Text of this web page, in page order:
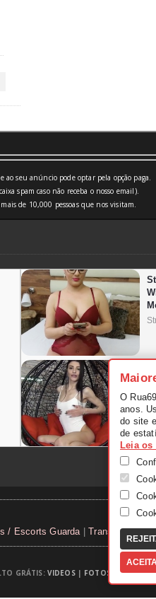
seu anúncio pode optar pela opção paga.
spam caso não receba o nosso email).
de 10,000 pessoas que nos visitam.
/ Escorts Guarda Transexuais
GRÁTIS: VIDEOS| FOTOS TUGAS|
O
anos.
do site
de
Leia os